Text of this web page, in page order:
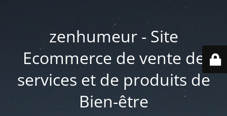
zenhumeur - Site
Ecommerce de vente de
services et de produits de
Bien-être